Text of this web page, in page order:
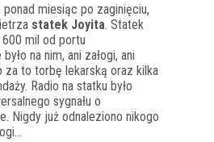
miesiąc po zaginięciu,
statek Joyita. Statek
600 mil od portu
na nim, ani załogi, ani
za to torbę lekarską oraz kilka
Radio na statku było
sygnału o
Nigdy już odnaleziono nikogo